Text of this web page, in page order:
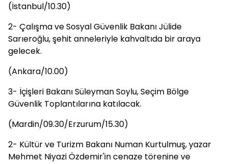
(İstanbul/10.30)
2- Çalışma ve Sosyal Güvenlik Bakanı Jülide
Sarıeroğlu, şehit anneleriyle kahvaltıda bir araya
gelecek.
(Ankara/10.00)
3- İçişleri Bakanı Süleyman Soylu, Seçim Bölge
Güvenlik Toplantılarına katılacak.
(Mardin/09.30/Erzurum/15.30)
2- Kültür ve Turizm Bakanı Numan Kurtulmuş, yazar
Mehmet Niyazi Özdemir'in cenaze törenine ve